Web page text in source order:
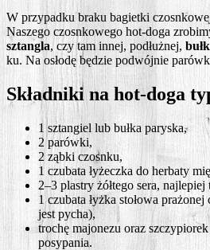
W przy­pad­ku bra­ku bagiet­ki
Nasze­go czosn­ko­we­go hot-doga
sztan­gla, czy tam innej, podłuż­nej,
ku. Na osło­dę będzie podwój­nie
Składniki na hot-doga
1 sztan­giel lub buł­ka paryska,
2 parów­ki,
2 ząb­ki czosnku,
1 czu­ba­ta łyżecz­ka do her­ba­ty
2–3 pla­stry żół­te­go sera,
1 czu­ba­ta łyż­ka sto­ło­wa
jest pycha),
tro­chę majo­ne­zu oraz
posypania.